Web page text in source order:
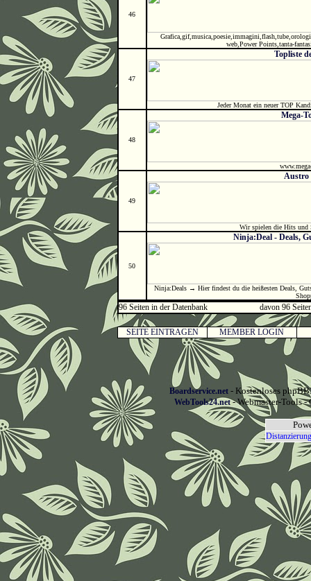
46
web,Power Points,tanta-
47
Topliste
Jeder Monat ein neuer TOP
48
Mega-
49
Austro
Wir spielen die Hits und
50
Ninja:Deal - Deals,
Ninja:Deals → Hier findest du die heißesten Deals,
96 Seiten in der Datenbank davon 96
SEITE EINTRAGEN MEMBER LOGIN
Boardservice.net- Kostenloses
WebTools24.net- Webmaster-Tools -